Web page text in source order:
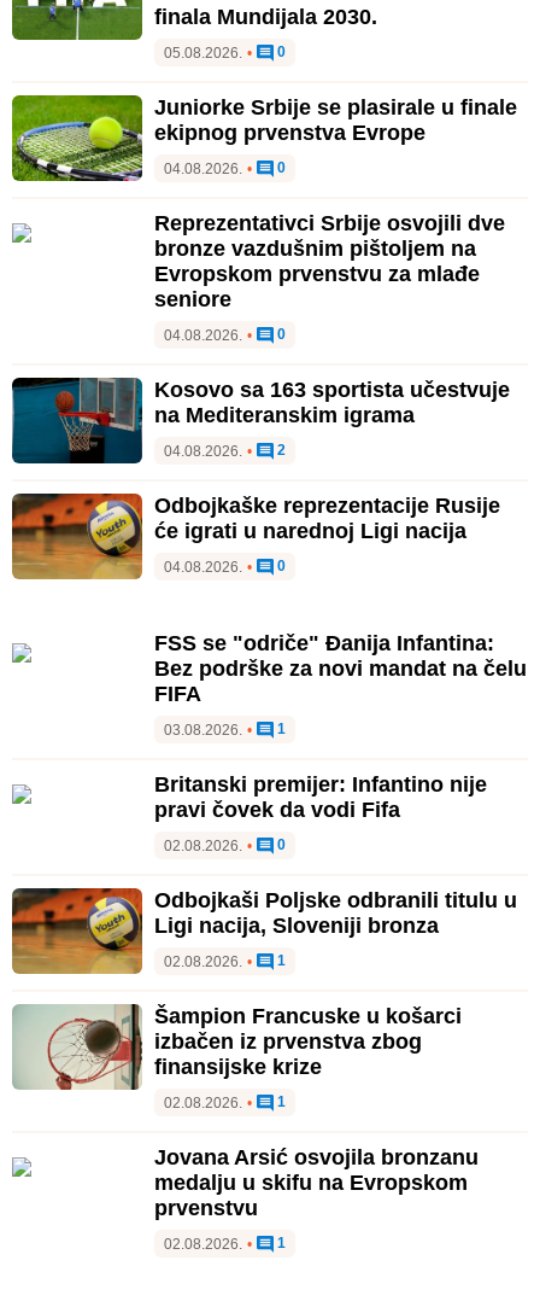
finala Mundijala 2030.
05.08.2026. • 0
Juniorke Srbije se plasirale u finale
ekipnog prvenstva Evrope
04.08.2026. • 0
Reprezentativci Srbije osvojili dve
bronze vazdušnim pištoljem na
Evropskom prvenstvu za mlađe
seniore
04.08.2026. • 0
Kosovo sa 163 sportista učestvuje
na Mediteranskim igrama
04.08.2026. • 2
Odbojkaške reprezentacije Rusije
će igrati u narednoj Ligi nacija
04.08.2026. • 0
FSS se "odriče" Đanija Infantina:
Bez podrške za novi mandat na čelu
FIFA
03.08.2026. • 1
Britanski premijer: Infantino nije
pravi čovek da vodi Fifa
02.08.2026. • 0
Odbojkaši Poljske odbranili titulu u
Ligi nacija, Sloveniji bronza
02.08.2026. • 1
Šampion Francuske u košarci
izbačen iz prvenstva zbog
finansijske krize
02.08.2026. • 1
Jovana Arsić osvojila bronzanu
medalju u skifu na Evropskom
prvenstvu
02.08.2026. • 1